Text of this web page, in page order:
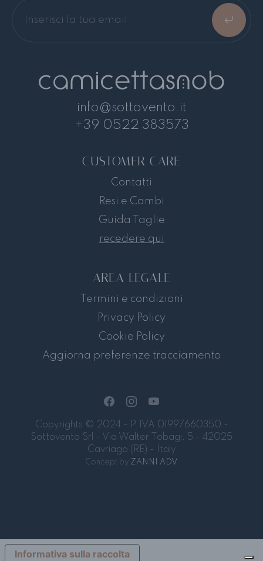
info@sottovento.it
+39 0522 383573
CUSTOMER CARE
Contatti
Resi e Cambi
Guida Taglie
recedere qui
AREA LEGALE
Termini e condizioni
Privacy Policy
Cookie Policy
Aggiorna preferenze tracciamento
Copyrights © 2024 - P.IVA 01997660350 -
Sottovento Srl - Via Walter Tobagi, 5 - 42025
Cavriago (RE) - Italy
Concept by ZANNI ADV
Informativa sulla raccolta